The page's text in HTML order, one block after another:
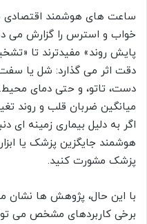
ساعت های هوشمند اقتصادی
خواب و استرس را گزارش می
پایش روند» مفیدترند تا
دقت اثر می گذارد: شل یا
دست، تاتو، و حتی دمای
میانگین ضربان قلب و روند
اگر به دلیل بیماری زمینه
هوشمند جایگزین پزشک یا
پزشک مشورت کنید.
با این حال، پژوهش ها نشان
برخی کاربردهای مشخص می